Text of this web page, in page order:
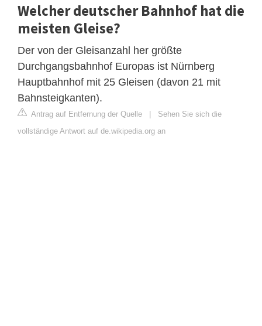
Welcher deutscher Bahnhof hat die
meisten Gleise?
Der von der Gleisanzahl her größte
Durchgangsbahnhof Europas ist Nürnberg
Hauptbahnhof mit 25 Gleisen (davon 21 mit
Bahnsteigkanten).
Antrag auf Entfernung der Quelle | Sehen Sie sich die
vollständige Antwort auf de.wikipedia.org an